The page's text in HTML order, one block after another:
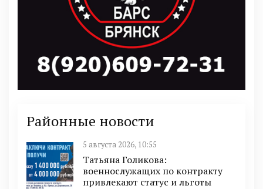
Районные новости
5 августа 2026, 10:55
Татьяна Голикова:
военнослужащих по контракту
привлекают статус и льготы